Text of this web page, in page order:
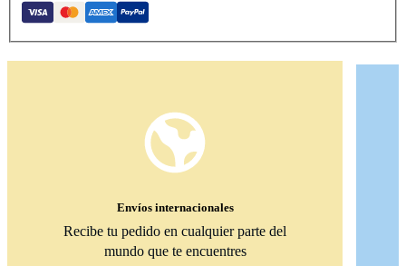
the
cottage"
cantidad
Envíos internacionales
Recibe tu pedido en cualquier parte del
mundo que te encuentres